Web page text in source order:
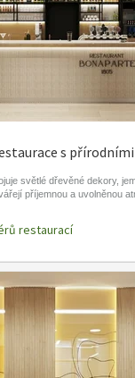
s
světlé dřevěné dekory,
příjemnou a uvolněnou
restaurací